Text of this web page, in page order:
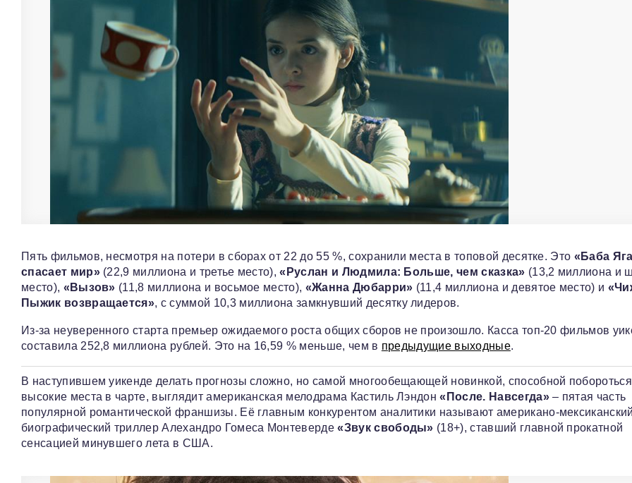
Пять фильмов, несмотря на потери в сборах от 22 до 55 %, сохранили места в топовой десятке. Это «Баба
спасает мир»(22,9 миллиона и третье место),«Руслан и Людмила: Больше, чем сказка» (13,2 миллиона и
место), «Вызов» (11,8 миллиона и восьмое место), «Жанна Дюбарри» (11,4 миллиона и девятое место) и
Пыжик возвращается», с суммой 10,3 миллиона замкнувший десятку лидеров.
Из-за неуверенного старта премьер ожидаемого роста общих сборов не произошло. Касса топ‑20 фильмов
составила 252,8 миллиона рублей. Это на 16,59 % меньше, чем в предыдущие выходные.
В наступившем уикенде делать прогнозы сложно, но самой многообещающей новинкой, способной
высокие места в чарте, выглядит американская мелодрама Кастиль Лэндон«После. Навсегда»– пятая часть
популярной романтической франшизы. Её главным конкурентом аналитики называют американо-
биографический триллер Алехандро Гомеса Монтеверде«Звук свободы» (18+), ставший главной прокатной
сенсацией минувшего лета в США.